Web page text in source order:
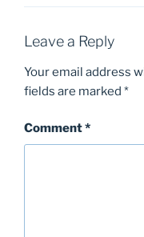
Leave a Reply
Your email address
fields are marked *
Comment*